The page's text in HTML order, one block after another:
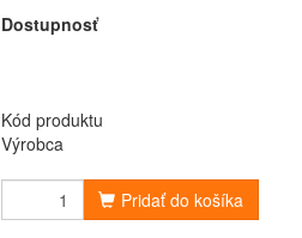
Dostupnosť
Kód produktu
Výrobca
Pridať do košíka